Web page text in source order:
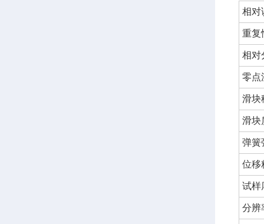
相对
重复
相对
零点
滑块
滑块
弹簧
位移
试样
分辨